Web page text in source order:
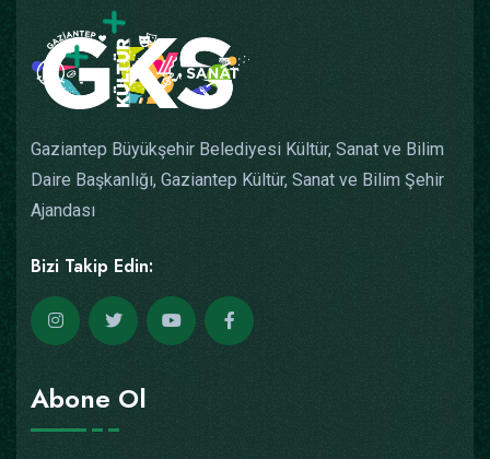
Gaziantep Büyükşehir Belediyesi Kültür, Sanat ve Bilim
Daire Başkanlığı, Gaziantep Kültür, Sanat ve Bilim Şehir
Ajandası
Bizi Takip Edin:
Abone Ol